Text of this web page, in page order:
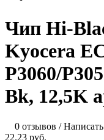
Чип Hi-
Kyocera
P3060/
Bk, 12,5K
0 отзывов /
22.23 руб.